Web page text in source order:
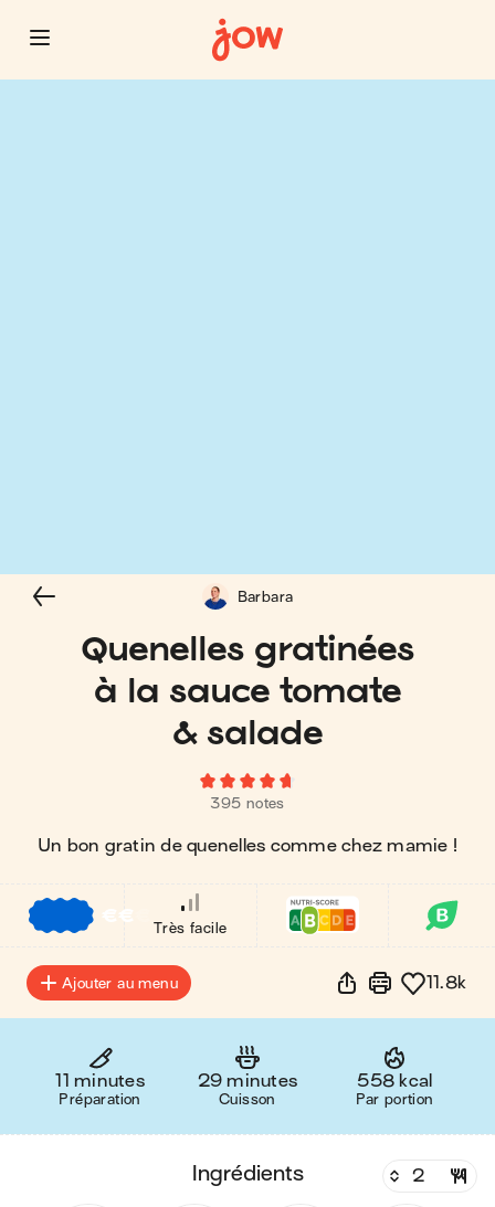
Quenelles gratinées
à la sauce tomate
& salade
395 notes
Un bon gratin de quenelles comme chez mamie !
Barbara
€€
Très facile
Ajouter au menu 11.8k
11 minutes
Préparation
29 minutes
Cuisson
558 kcal
Par portion
ingrédients